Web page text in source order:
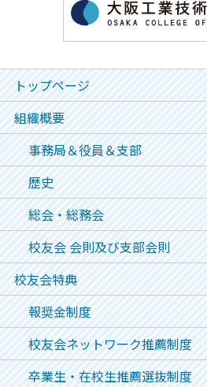
トップページ
組織概要
事務局＆役員＆支部
歴史
総会・総務会
校友会 会則及び支部会則
校友会特典
報奨金制度
校友会ネットワーク推薦制度
卒業生・在校生推薦選抜制度